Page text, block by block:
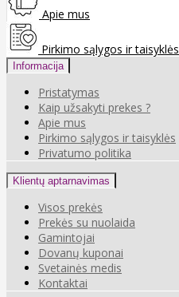
Apie mus
Pirkimo sąlygos ir taisyklės
Informacija
Pristatymas
Kaip užsakyti prekes ?
Apie mus
Pirkimo sąlygos ir taisyklės
Privatumo politika
Klientų aptarnavimas
Visos prekės
Prekės su nuolaida
Gamintojai
Dovanų kuponai
Svetainės medis
Kontaktai